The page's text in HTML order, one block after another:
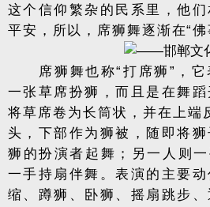
这个信仰繁杂的民系里，他
平安，所以，席狮舞逐渐在“佛
席狮舞也称“打席狮”，
一张草席扮狮，而且是在舞
将草席卷为长筒状，并在上端
头，下部作为狮被，随即将
狮的扮演者起舞；另一人则一
一手持扇伴舞。表演的主要
缩、蹲狮、卧狮、摇扇跳步